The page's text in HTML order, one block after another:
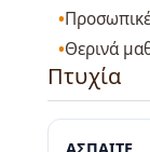
Θερινά
Πτυχία